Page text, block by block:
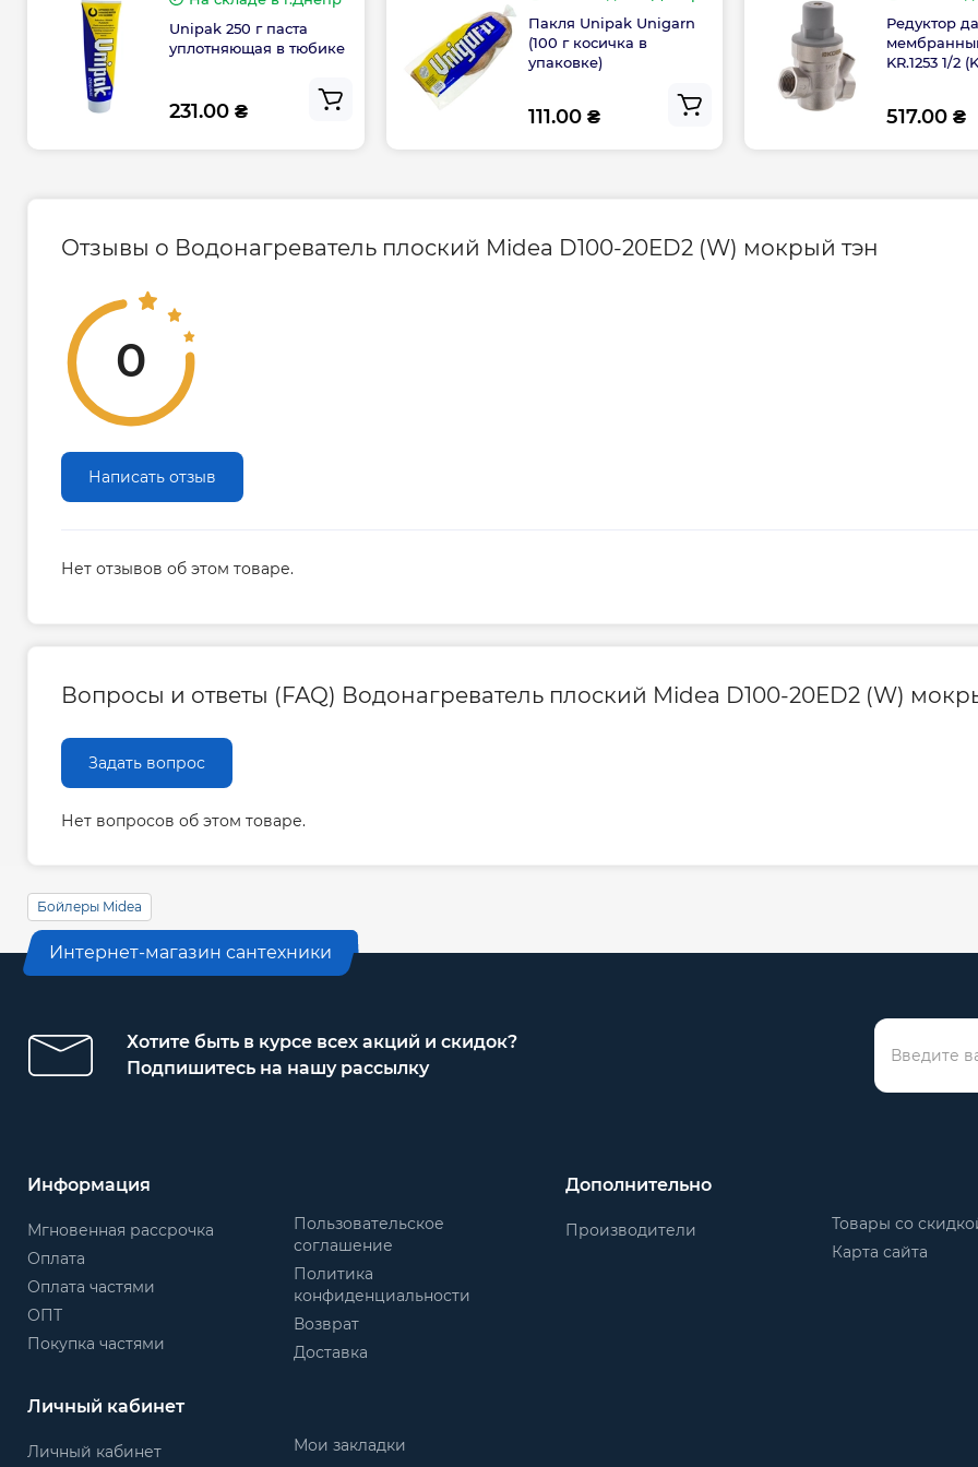
1080*570*300мм
Глубина, мм
Ширина, мм
Контакты
Unipak 250 г паста
уплотняющая в тюбике
231.00 ₴
Пакля Unipak Unigarn
(100 г косичка в
упаковке)
111.00 ₴
Редуктор
KR.1253 1/2
517.00 ₴
Отзывы о Водонагреватель плоский Midea D100-20ED2 (W) мокрый тэн
0
Написать отзыв
Нет отзывов об этом товаре.
Вопросы и ответы (FAQ) Водонагреватель плоский Midea D100-20ED2 (W)
Задать вопрос
Нет вопросов об этом товаре.
Бойлеры Midea
Интернет-магазин сантехники
Хотите быть в курсе всех акций и скидок?
Подпишитесь на нашу рассылку
Информация
Мгновенная рассрочка
Оплата
Оплата частями
ОПТ
Покупка частями
Пользовательское
соглашение
Политика
конфиденциальности
Возврат
Доставка
Дополнительно
Производители
Товары со
Карта сайта
Личный кабинет
Личный кабинет
Мои закладки